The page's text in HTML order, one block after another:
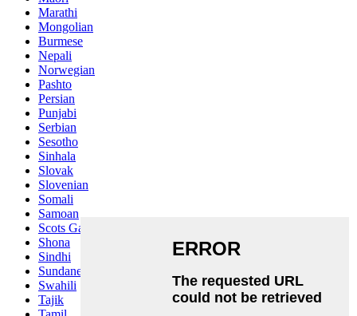
Marathi
Mongolian
Burmese
Nepali
Norwegian
Pashto
Persian
Punjabi
Serbian
Sesotho
Sinhala
Slovak
Slovenian
Somali
Samoan
Scots Gaelic
Shona
Sindhi
Sundanese
Swahili
Tajik